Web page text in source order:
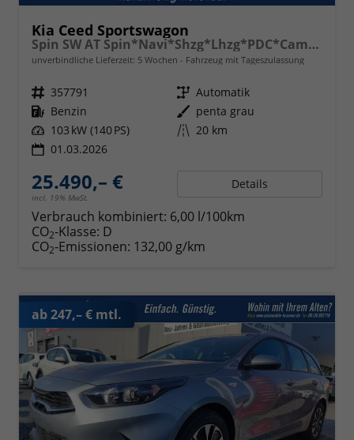
Kia Ceed Sportswagon
Spin SW AT Spin*Navi*Shzg*Lhzg*PDC*Cam*16Zoll
unverbindliche Lieferzeit: 5 Wochen Fahrzeug mit Tageszulassung
Fahrzeugnr. 357791 Getriebe Automatik
Kraftstoff Benzin Außenfarbe penta grau
Leistung 103 kW (140 PS) Kilometerstand 20 km
01.03.2026
25.490,– €
incl. 19% MwSt.
Details
Verbrauch kombiniert: 6,00 l/100km
CO2-Klasse: D
CO2-Emissionen: 132,00 g/km
ab 247,– € mtl.